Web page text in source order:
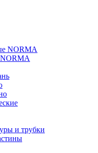
NORMA
и трубки